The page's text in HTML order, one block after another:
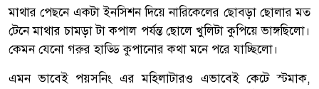
মাথার পেছনে একটা ইনসিশন দিয়ে নারিকেলের ছোবড়া ছোলার মত
টেনে মাথার চামড়া টা কপাল পর্যন্ত ছোলে খুলিটা কুপিয়ে ভাঙ্গছিলো।
কেমন যেনো গরুর হাড্ডি কুপানোর কথা মনে পরে যাচ্ছিলো।
এমন ভাবেই পয়সনিং এর মহিলাটারও এভাবেই কেটে স্টমাক,